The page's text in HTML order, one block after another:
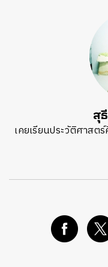
สุ
เคยเรียนประวัติศาสต